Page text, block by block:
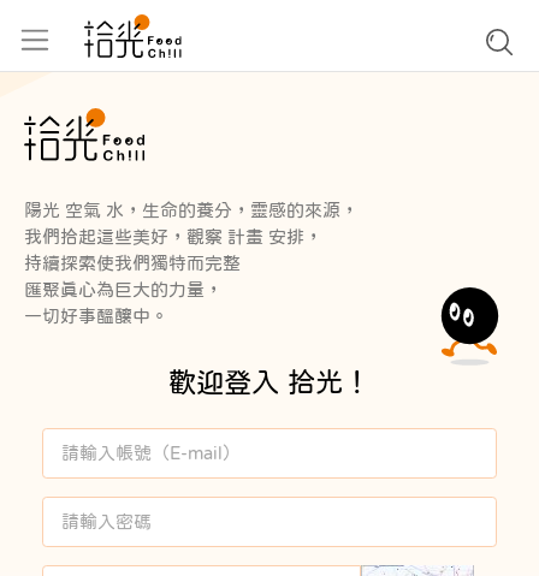
陽光 空氣 水，生命的養分，靈感的來源，
我們拾起這些美好，觀察 計畫 安排，
持續探索使我們獨特而完整
匯聚真心為巨大的力量，
一切好事醞釀中。
歡迎登入 拾光！